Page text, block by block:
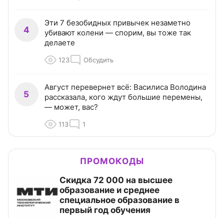
4
Эти 7 безобидных привычек незаметно
убивают колени — спорим, вы тоже так
делаете
123 Обсудить
5
Август перевернет всё: Василиса Володина
рассказала, кого ждут большие перемены,
— может, вас?
113 1
ПРОМОКОДЫ
Скидка 72 000 на высшее
образование и среднее
специальное образование в
первый год обучения